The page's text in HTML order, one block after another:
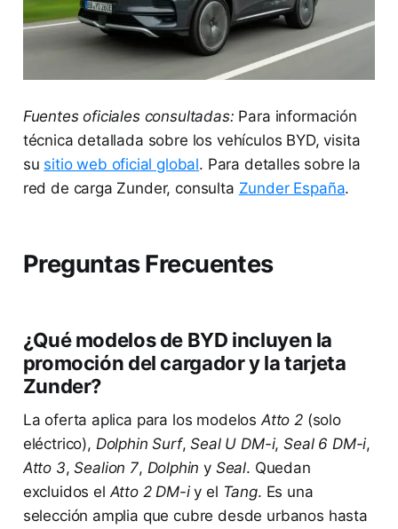
Fuentes oficiales consultadas: Para información
técnica detallada sobre los vehículos BYD, visita
su sitio web oficial global. Para detalles sobre la
red de carga Zunder, consulta Zunder España.
Preguntas Frecuentes
¿Qué modelos de BYD incluyen la
promoción del cargador y la tarjeta
Zunder?
La oferta aplica para los modelos Atto 2(solo
eléctrico), Dolphin Surf,Seal U DM-i,Seal 6 DM-i,
Atto 3,Sealion 7, Dolphin y Seal. Quedan
excluidos el Atto 2 DM-iy el Tang. Es una
selección amplia que cubre desde urbanos hasta